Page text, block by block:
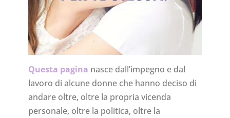
Questa pagina nasce dall’impegno e dal
lavoro di alcune donne che hanno deciso di
andare oltre, oltre la propria vicenda
personale, oltre la politica, oltre la